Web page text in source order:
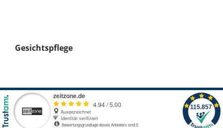
Gesichtspflege